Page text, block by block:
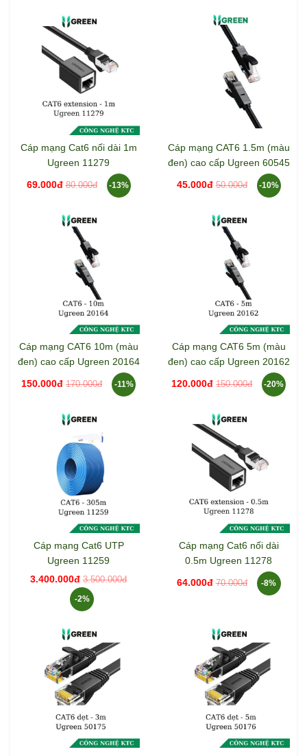
Cáp mạng Cat6 nối dài 1m
Ugreen 11279
69.000đ 80.000đ -13%
Cáp mạng CAT6 1.5m (màu
đen) cao cấp Ugreen 60545
45.000đ 50.000đ -10%
Cáp mạng CAT6 10m (màu
đen) cao cấp Ugreen 20164
150.000đ 170.000đ -11%
Cáp mạng CAT6 5m (màu
đen) cao cấp Ugreen 20162
120.000đ 150.000đ -20%
Cáp mạng Cat6 UTP
Ugreen 11259
3.400.000đ 3.500.000đ
-2%
Cáp mạng Cat6 nối dài
0.5m Ugreen 11278
64.000đ 70.000đ -8%